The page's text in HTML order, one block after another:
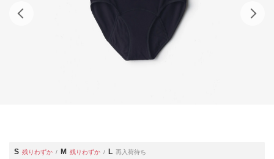
S 残りわずか M 残りわずか L 再入荷待ち